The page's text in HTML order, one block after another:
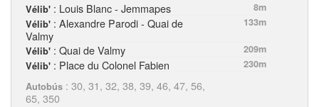
Vélib' : Louis Blanc - Jemmapes
8m
Vélib' : Alexandre Parodi - Quai de
Valmy
133m
Vélib' : Quai de Valmy
209m
Vélib' : Place du Colonel Fabien
230m
Autobús : 30, 31, 32, 38, 39, 46, 47, 56,
65, 350